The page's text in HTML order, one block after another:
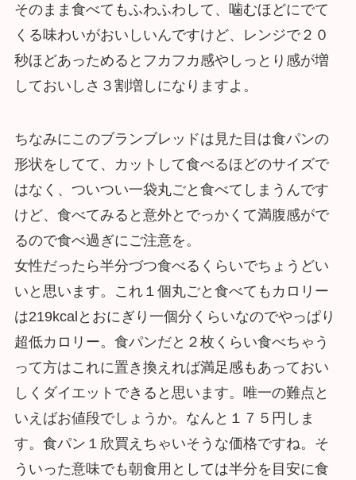
そのまま食べてもふわふわして、噛むほどにでて
くる味わいがおいしいんですけど、レンジで２０
秒ほどあっためるとフカフカ感やしっとり感が増
しておいしさ３割増しになりますよ。
ちなみにこのブランブレッドは見た目は食パンの
形状をしてて、カットして食べるほどのサイズで
はなく、ついつい一袋丸ごと食べてしまうんです
けど、食べてみると意外とでっかくて満腹感がで
るので食べ過ぎにご注意を。
女性だったら半分づつ食べるくらいでちょうどい
いと思います。これ１個丸ごと食べてもカロリー
は219kcalとおにぎり一個分くらいなのでやっぱり
超低カロリー。食パンだと２枚くらい食べちゃう
って方はこれに置き換えれば満足感もあっておい
しくダイエットできると思います。唯一の難点と
いえばお値段でしょうか。なんと１７５円しま
す。食パン１欣買えちゃいそうな価格ですね。そ
ういった意味でも朝食用としては半分を目安に食